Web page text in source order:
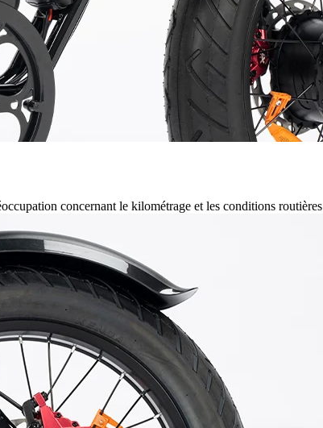
concernant le kilométrage et les conditions